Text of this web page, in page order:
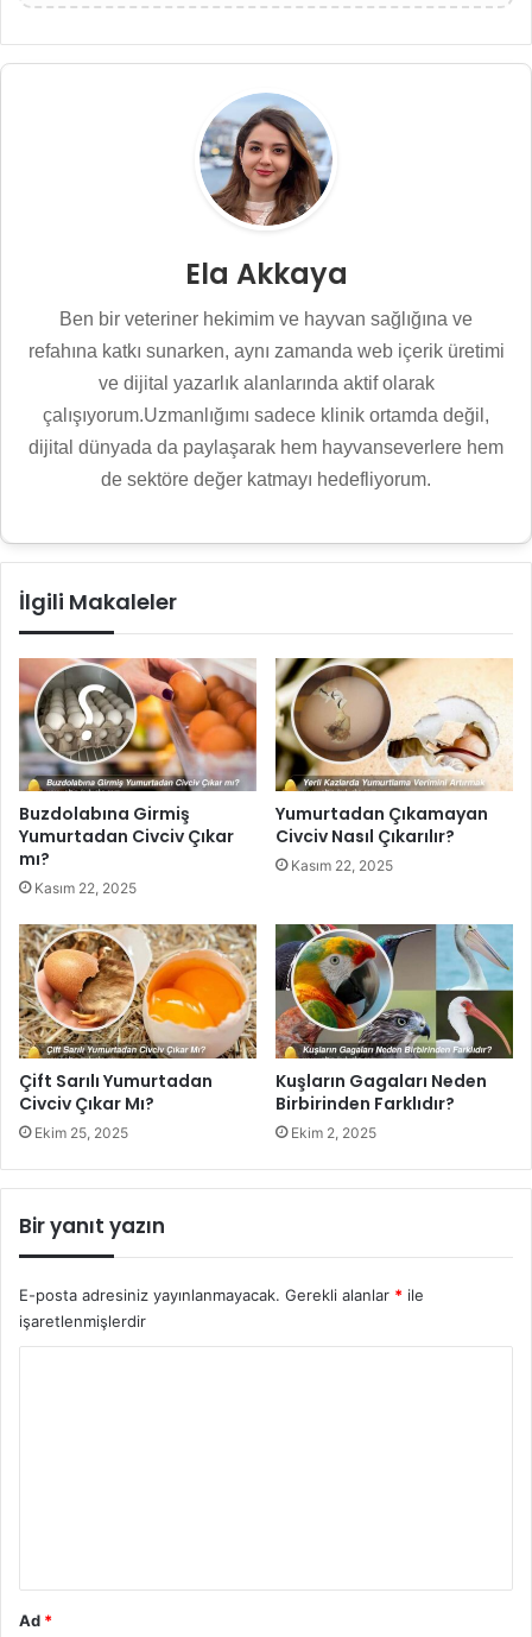
Ela Akkaya
Ben bir veteriner hekimim ve hayvan sağlığına ve
refahına katkı sunarken, aynı zamanda web içerik üretimi
ve dijital yazarlık alanlarında aktif olarak
çalışıyorum.Uzmanlığımı sadece klinik ortamda değil,
dijital dünyada da paylaşarak hem hayvanseverlere hem
de sektöre değer katmayı hedefliyorum.
İlgili Makaleler
Buzdolabına Girmiş
Yumurtadan Civciv Çıkar
mı?
Kasım 22, 2025
Yumurtadan Çıkamayan
Civciv Nasıl Çıkarılır?
Kasım 22, 2025
Çift Sarılı Yumurtadan
Civciv Çıkar Mı?
Ekim 25, 2025
Kuşların Gagaları Neden
Birbirinden Farklıdır?
Ekim 2, 2025
Bir yanıt yazın
E-posta adresiniz yayınlanmayacak. Gerekli alanlar * ile
işaretlenmişlerdir
Ad *